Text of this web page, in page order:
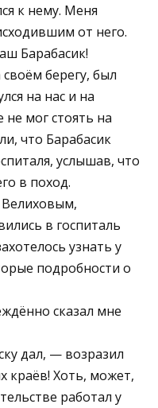
к нему. Меня
от него.
Барабасик!
берегу, был
на нас и на
мог стоять на
что Барабасик
услышав, что
в поход.
в госпиталь
узнать у
подробности о
сказал мне
дал, — возразил
краёв! Хоть, может,
работал у